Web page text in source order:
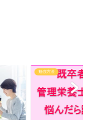
スキルアップ